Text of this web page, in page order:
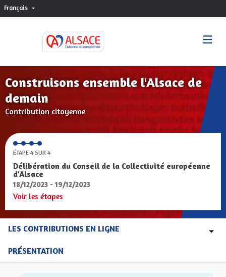
Français Choisir la langue
Construisons ensemble l'Alsace de
demain
Contribution citoyenne
ÉTAPE 4 SUR 4
Délibération du Conseil de la Collectivité européenne
d'Alsace
18/12/2023 - 19/12/2023
Voir les étapes
LES CONTRIBUTIONS EN LIGNE
PRÉSENTATION